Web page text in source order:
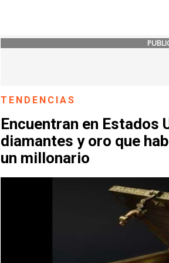
TENDENCIAS
Encuentran en Estados
diamantes y oro que
un millonario